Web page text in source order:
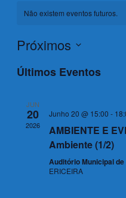
Não existem eventos futuros.
Próximos
a
Últimos Eventos
JUN
20
2026
Junho 20 @ 15:00 -
AMBIENTE E
Ambiente (1/2)
Auditório Municipal de
ERICEIRA